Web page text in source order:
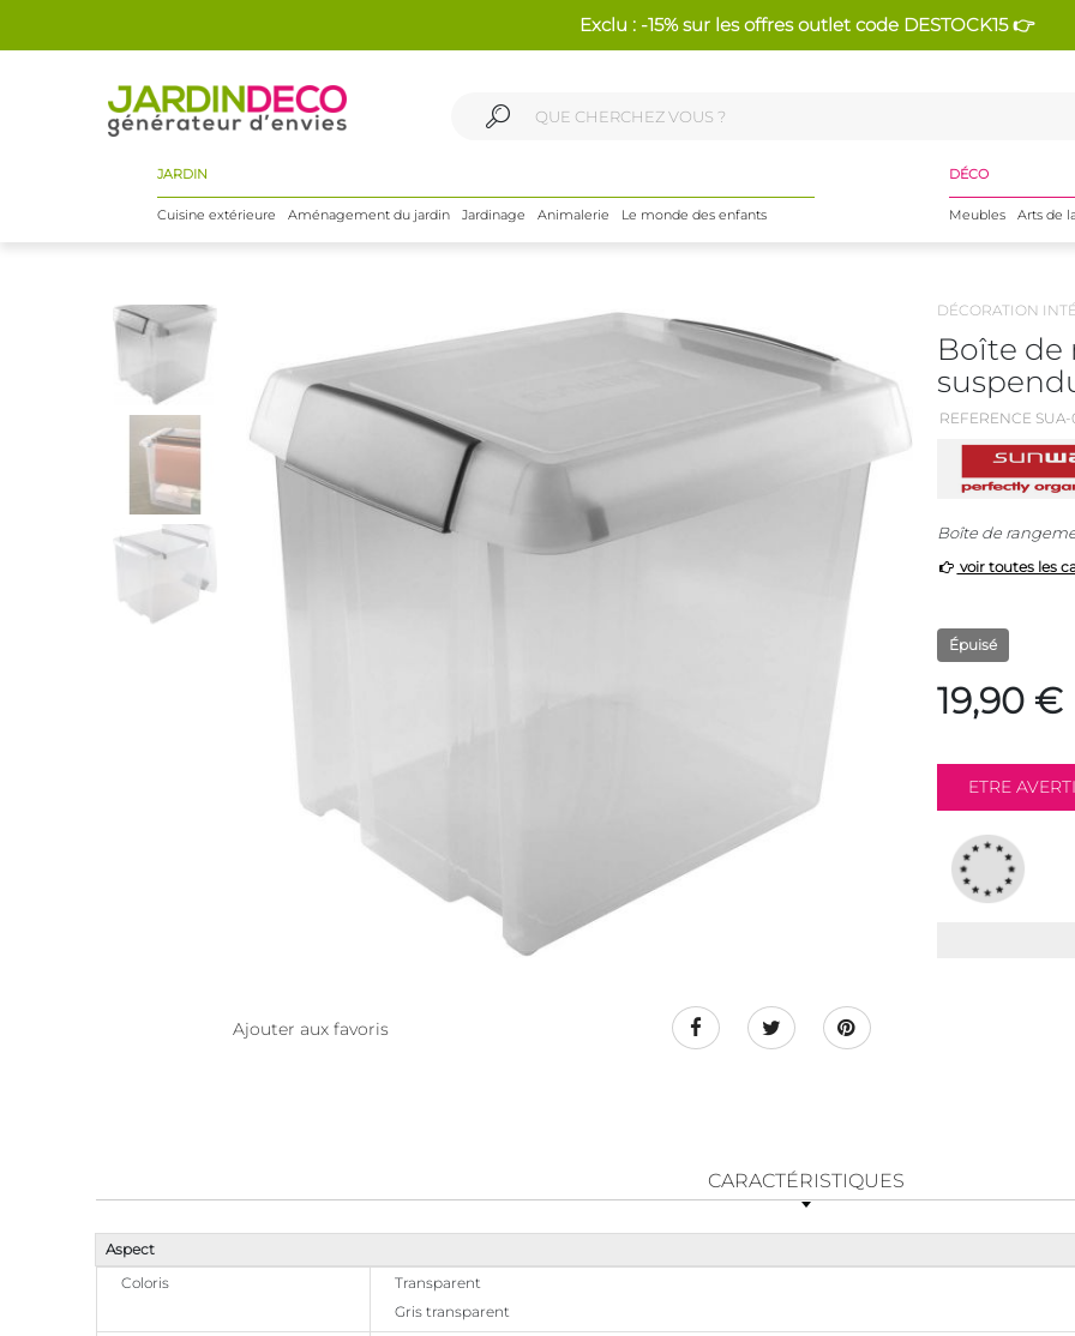
Exclu : -15% sur les offres outlet code DESTOCK15 👉
JARDIN
Cuisine extérieure Aménagement du jardin Jardinage Animalerie Le monde des enfants
DÉCO
Meubles Arts de
Ajouter aux favoris
DÉCORATION
Boîte de
REFERENCE SUA-
Boîte de
voir toutes les
Épuisé
19,90 €
CARACTÉRISTIQUES
Aspect
Coloris
Transparent
Gris transparent